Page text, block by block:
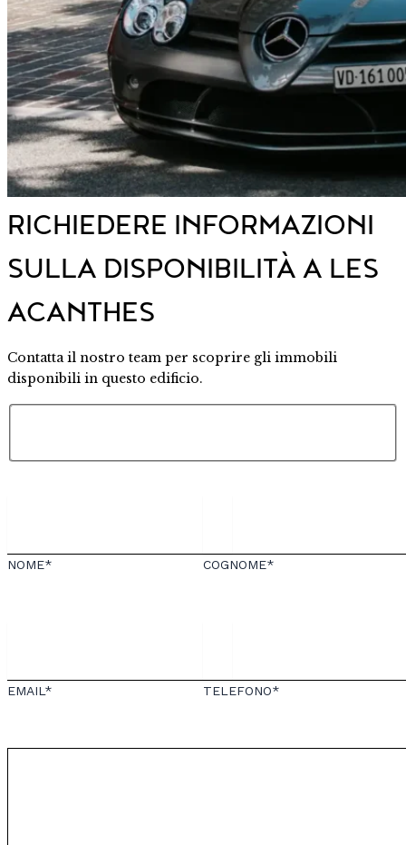
RICHIEDERE INFORMAZIONI
SULLA DISPONIBILITÀ A LES
ACANTHES
Contatta il nostro team per scoprire gli immobili
disponibili in questo edificio.
NOME* COGNOME*
EMAIL* TELEFONO*